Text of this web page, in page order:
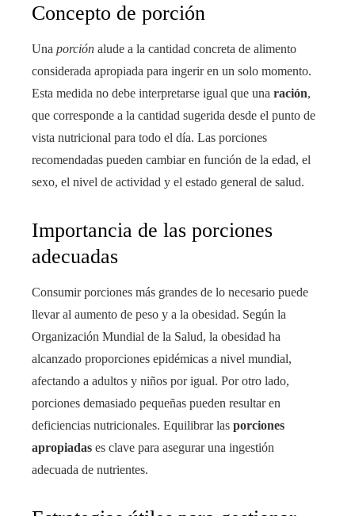
Concepto de porción
Una porción alude a la cantidad concreta de alimento
considerada apropiada para ingerir en un solo momento.
Esta medida no debe interpretarse igual que una ración,
que corresponde a la cantidad sugerida desde el punto de
vista nutricional para todo el día. Las porciones
recomendadas pueden cambiar en función de la edad, el
sexo, el nivel de actividad y el estado general de salud.
Importancia de las porciones
adecuadas
Consumir porciones más grandes de lo necesario puede
llevar al aumento de peso y a la obesidad. Según la
Organización Mundial de la Salud, la obesidad ha
alcanzado proporciones epidémicas a nivel mundial,
afectando a adultos y niños por igual. Por otro lado,
porciones demasiado pequeñas pueden resultar en
deficiencias nutricionales. Equilibrar las porciones
apropiadas es clave para asegurar una ingestión
adecuada de nutrientes.